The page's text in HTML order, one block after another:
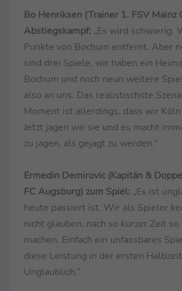
Bo Henriksen (Trainer 1. FSV Mainz
Abstiegskampf: „Es wird schwierig.
Punkte von Bochum entfernt. Aber
sind drei Spiele, wir haben ein
Bochum und noch neun weitere
also an uns. Das realistischste
Moment ist allerdings, dass wir
Jetzt jagen wir sie und es macht
zu jagen, als gejagt zu werden.“
Ermedin Demirovic (Kapitän &
FC Augsburg) zum Spiel: „Es ist
heute passiert ist. Wir als Spieler
nicht glauben, nach so kurzer Zeit
machen. Einfach ein unfassbares
diese Leistung in der ersten
Unglaublich.“